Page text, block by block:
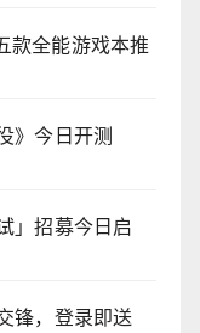
款全能游戏本推
》今日开测
」招募今日启
锋，登录即送